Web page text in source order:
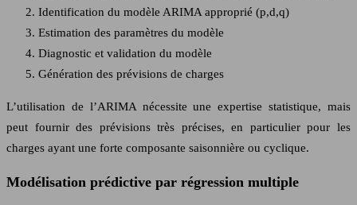
Identification du modèle ARIMA approprié (p,d,q)
Estimation des paramètres du modèle
Diagnostic et validation du modèle
Génération des prévisions de charges
L’utilisation de l’ARIMA nécessite une expertise statistique, mais
peut fournir des prévisions très précises, en particulier pour les
charges ayant une forte composante saisonnière ou cyclique.
Modélisation prédictive par régression multiple